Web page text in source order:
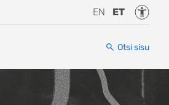
EN ET
Otsi sisu